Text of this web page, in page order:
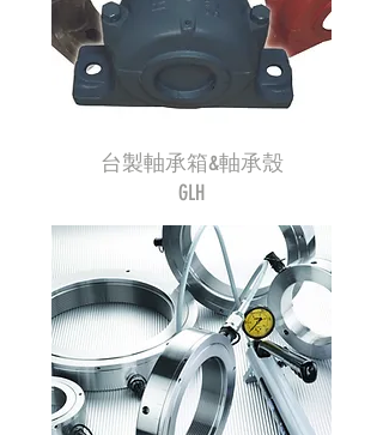
台製軸承箱&軸承殼
GLH